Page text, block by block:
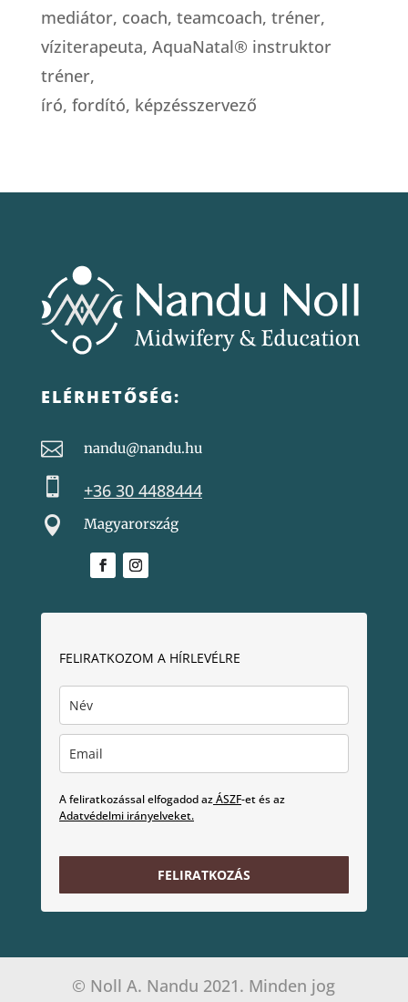
mediátor, coach, teamcoach, tréner,
víziterapeuta, AquaNatal® instruktor
tréner,
író, fordító, képzésszervező
ELÉRHETŐSÉG:
 nandu@nandu.hu
 +36 30 4488444
 Magyarország
FELIRATKOZOM A HÍRLEVÉLRE
A feliratkozással elfogadod azÁSZF-et és az
Adatvédelmi irányelveket.
FELIRATKOZÁS
© Noll A. Nandu 2021. Minden jog